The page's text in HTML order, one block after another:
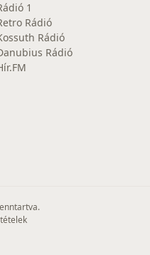
1
Rádió
Rádió
Rádió